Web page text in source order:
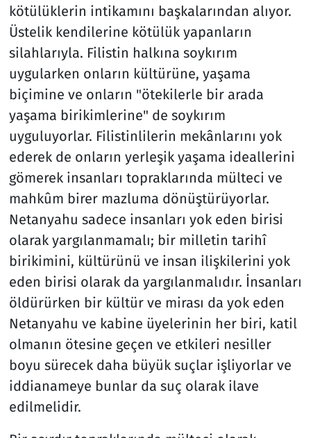
kötülüklerin intikamını başkalarından alıyor.
Üstelik kendilerine kötülük yapanların
silahlarıyla. Filistin halkına soykırım
uygularken onların kültürüne, yaşama
biçimine ve onların "ötekilerle bir arada
yaşama birikimlerine" de soykırım
uyguluyorlar. Filistinlilerin mekânlarını yok
ederek de onların yerleşik yaşama ideallerini
gömerek insanları topraklarında mülteci ve
mahkûm birer mazluma dönüştürüyorlar.
Netanyahu sadece insanları yok eden birisi
olarak yargılanmamalı; bir milletin tarihî
birikimini, kültürünü ve insan ilişkilerini yok
eden birisi olarak da yargılanmalıdır. İnsanları
öldürürken bir kültür ve mirası da yok eden
Netanyahu ve kabine üyelerinin her biri, katil
olmanın ötesine geçen ve etkileri nesiller
boyu sürecek daha büyük suçlar işliyorlar ve
iddianameye bunlar da suç olarak ilave
edilmelidir.